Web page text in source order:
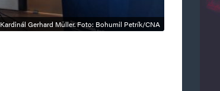
Kardinál Gerhard Müller. Foto: Bohumil Petrík/CNA